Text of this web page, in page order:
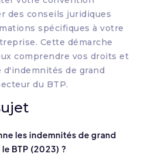
des conseils juridiques
spécifiques à votre
Cette démarche
comprendre vos droits et
de grand
du BTP.
les indemnités de grand
BTP (2023) ?